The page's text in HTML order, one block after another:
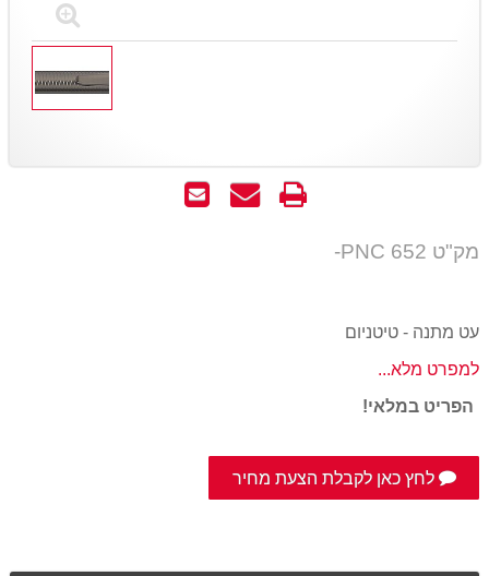
שלח
שאל
הדפס
מק"ט PNC 652-
עט מתנה - טיטניום
למפרט מלא...
הפריט במלאי!
לחץ כאן לקבלת הצעת מחיר